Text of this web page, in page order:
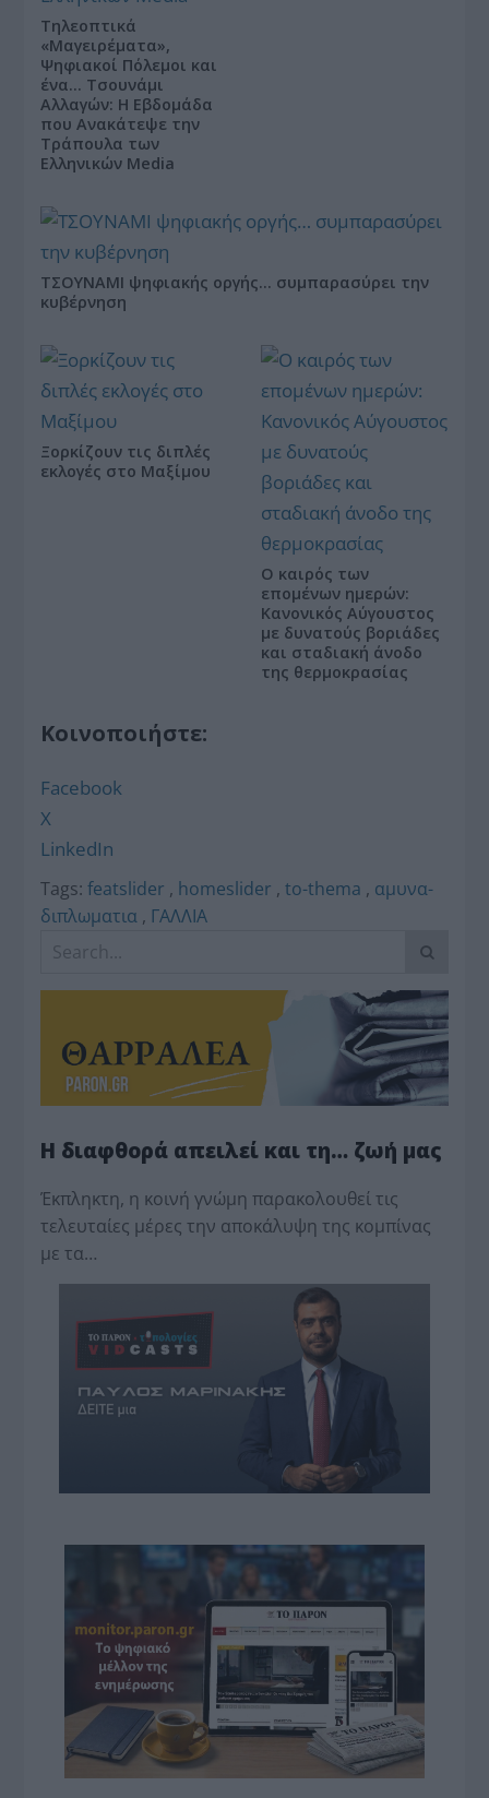
Τηλεοπτικά
«Μαγειρέματα»,
Ψηφιακοί Πόλεμοι και
ένα… Τσουνάμι
Αλλαγών: Η Εβδομάδα
που Ανακάτεψε την
Τράπουλα των
Ελληνικών Media
ΤΣΟΥΝΑΜΙ ψηφιακής οργής… συμπαρασύρει την
κυβέρνηση
Ξορκίζουν τις διπλές
εκλογές στο Μαξίμου
Ο καιρός των
επομένων ημερών:
Κανονικός Αύγουστος
με δυνατούς βοριάδες
και σταδιακή άνοδο
της θερμοκρασίας
Κοινοποιήστε:
Facebook
X
LinkedIn
Tags: featslider , homeslider ,to-thema , αμυνα-
διπλωματια , ΓΑΛΛΙΑ
Η διαφθορά απειλεί και τη… ζωή μας
Έκπληκτη, η κοινή γνώμη παρακολουθεί τις
τελευταίες μέρες την αποκάλυψη της κο­μπίνας
με τα…